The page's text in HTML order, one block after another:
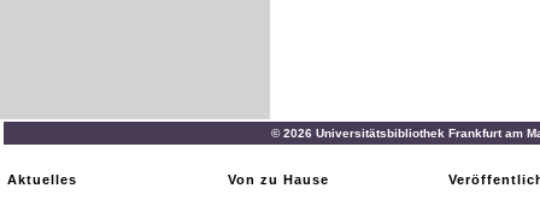
© 2026 Universitätsbibliothek Frankfurt am
Aktuelles
Von zu Hause